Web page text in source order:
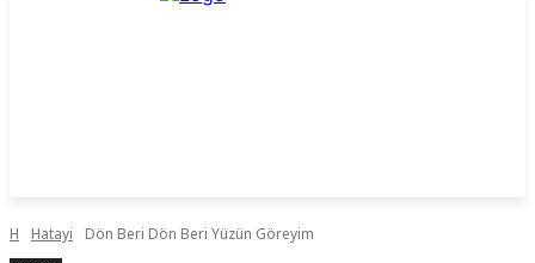
H Hatayi Dön Beri Dön Beri Yüzün Göreyim